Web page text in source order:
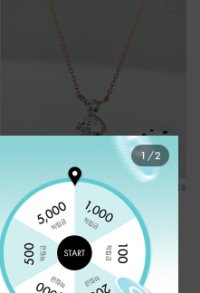
구매 38
14K 모이사나이트 목걸이
JPBEN954 ★쇼핑백 증정★
47% 283,000 원
2 /2